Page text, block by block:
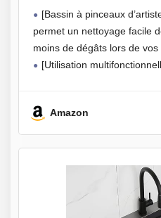
pour Fournitures de
et à
[Bassin à pinceaux
permet un nettoyage facile
moins de dégâts lors de
[Utilisation
Amazon